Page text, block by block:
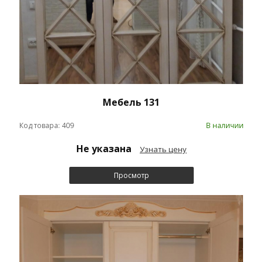
Мебель 131
Код товара: 409 В наличии
Не указана Узнать цену
Просмотр